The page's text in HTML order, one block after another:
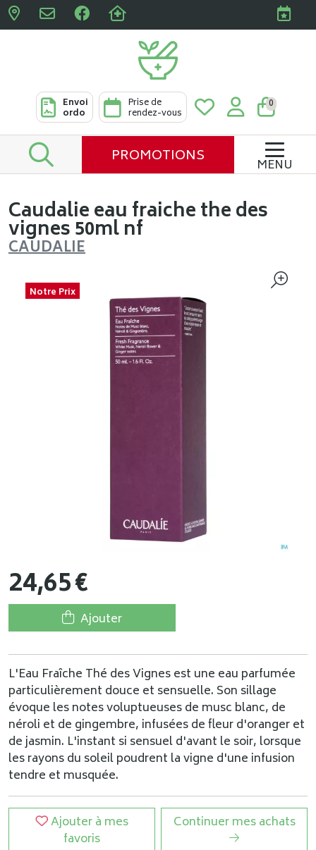
Pharmacies Clabots &
Envoi
ordo
Prise de
rendez-vous
0
PROMOTIONS MENU
Caudalie eau fraiche the des
vignes 50ml nf
CAUDALIE
Notre Prix
24,65€
Ajouter
L'Eau Fraîche Thé des Vignes est une eau parfumée
particulièrement douce et sensuelle. Son sillage
évoque les notes voluptueuses de musc blanc, de
néroli et de gingembre, infusées de fleur d'oranger et
de jasmin. L'instant si sensuel d'avant le soir, lorsque
les rayons du soleil poudrent la vigne d'une infusion
tendre et musquée.
Ajouter à mes
favoris
Continuer mes achats